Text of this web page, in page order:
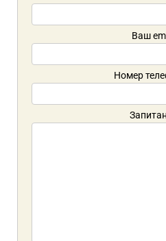
Ваш
Номер